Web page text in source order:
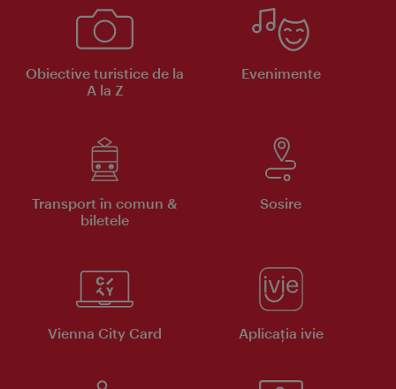
Obiective turistice de la
A la Z
Evenimente
Transport în comun &
biletele
Sosire
Vienna City Card Aplicaţia ivie